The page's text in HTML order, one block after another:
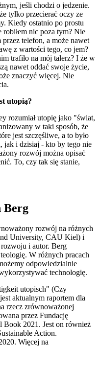
jeśli chodzi o jedzenie.
tylko przecierać oczy ze
Kiedy ostatnio po prostu
robiłem nic poza tym? Nie
przez telefon, a może nawet
z wartości tego, co jem?
trafiło na mój talerz? I że w
nawet oddać swoje życie,
znaczyć więcej. Nie
utopią?
rozumiał utopię jako "świat,
w taki sposób, że
jest szczęśliwe, a to było
jak i dzisiaj - kto by tego nie
rozwój można opisać
To, czy tak się stanie,
Berg
rozwój na różnych
University, CAU Kiel) i
i autor. Berg
W różnych pracach
odpowiedzialnie
technologię.
utopisch" (Czy
aktualnym raportem dla
rzecz zrównoważonej
przez Fundację
Book 2021. Jest on również
Action.
Więcej na